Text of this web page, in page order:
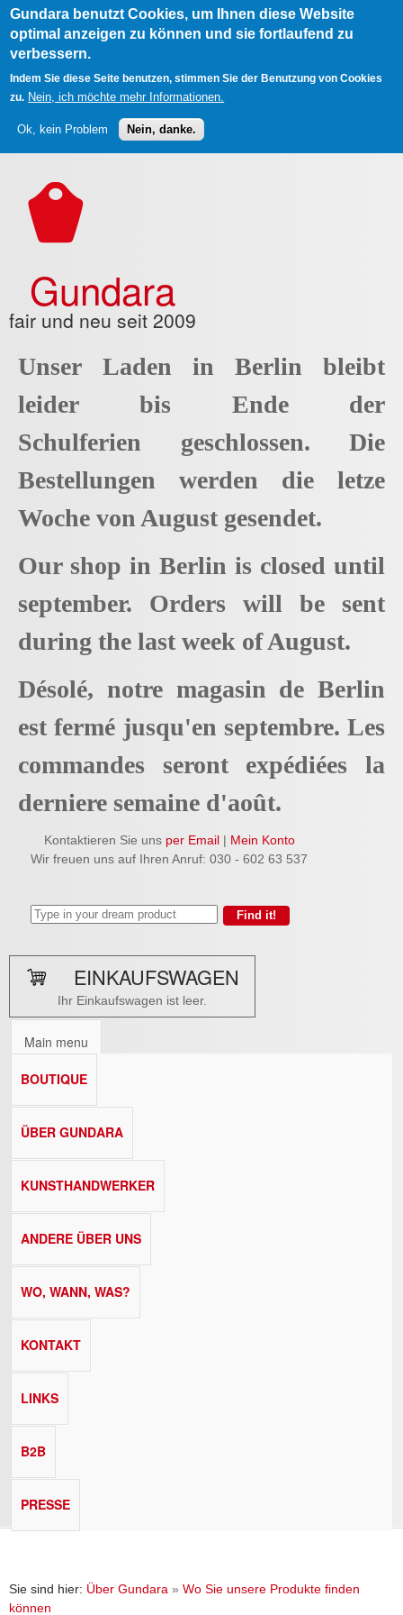
Gundara benutzt Cookies, um Ihnen diese Website
optimal anzeigen zu können und sie fortlaufend zu
verbessern.
Indem Sie diese Seite benutzen, stimmen Sie der Benutzung von Cookies
zu. Nein, ich möchte mehr Informationen.
Ok, kein Problem Nein, danke.
Gundara
fair und neu seit 2009
Unser Laden in Berlin bleibt
leider bis Ende der
Schulferien geschlossen. Die
Bestellungen werden die letze
Woche von August gesendet.
Our shop in Berlin is closed until
september. Orders will be sent
during the last week of August.
Désolé, notre magasin de Berlin
est fermé jusqu'en septembre. Les
commandes seront expédiées la
derniere semaine d'août.
Kontaktieren Sie uns per Email| Mein Konto
Wir freuen uns auf Ihren Anruf: 030 - 602 63 537
EINKAUFSWAGEN
Ihr Einkaufswagen ist leer.
Main menu
BOUTIQUE
ÜBER GUNDARA
KUNSTHANDWERKER
ANDERE ÜBER UNS
WO, WANN, WAS?
KONTAKT
LINKS
B2B
PRESSE
Sie sind hier: Über Gundara » Wo Sie unsere Produkte finden
können